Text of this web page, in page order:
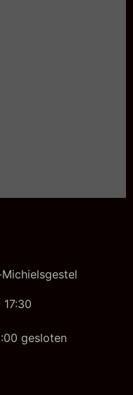
gesloten